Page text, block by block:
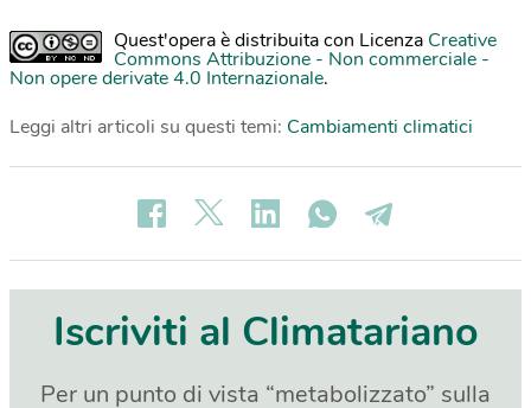
Quest'opera è distribuita con Licenza Creative
Commons Attribuzione - Non commerciale -
Non opere derivate 4.0 Internazionale.
Leggi altri articoli su questi temi: Cambiamenti climatici
Iscriviti al Climatariano
Per un punto di vista “metabolizzato” sulla